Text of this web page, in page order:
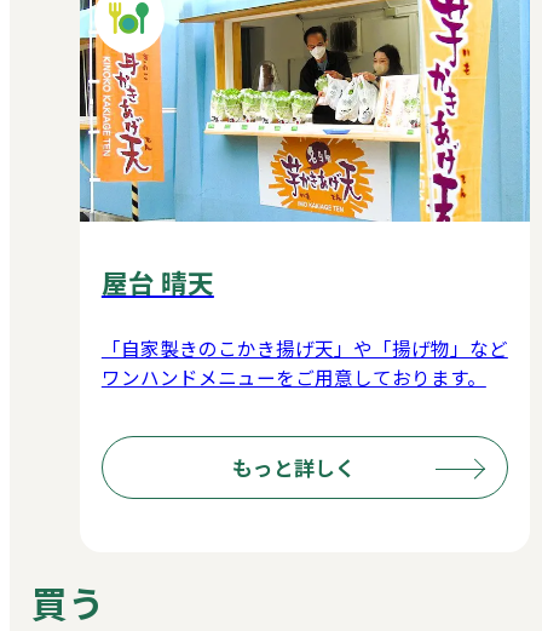
屋台 晴天
「自家製きのこかき揚げ天」や「揚げ物」など
ワンハンドメニューをご用意しております。
もっと詳しく
買う